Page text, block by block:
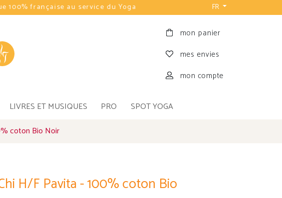
du Yoga FR
mon panier
mes envies
mon compte
LIVRES ET MUSIQUES PRO
SPOT YOGA
coton Bio Noir
H/F Pavita - 100% coton Bio